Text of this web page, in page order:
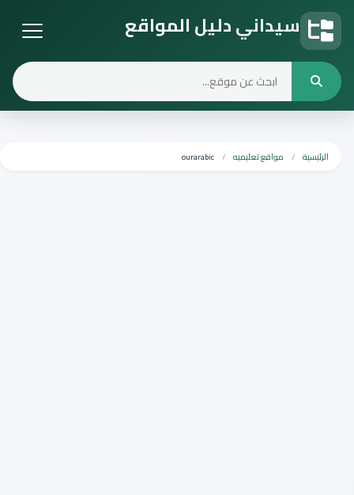
سيداني دليل المواقع
الرئيسية مواقع تعليميه ourarabic